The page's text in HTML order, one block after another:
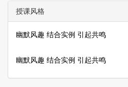
授课风格
幽默风趣 结合实例 引起共鸣
幽默风趣 结合实例 引起共鸣